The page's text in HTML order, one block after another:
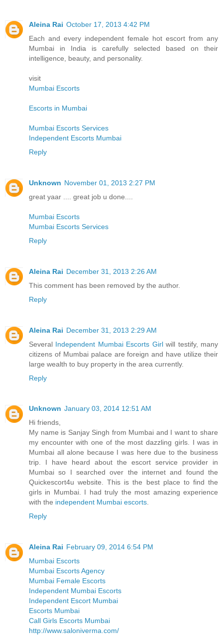
Aleina Rai October 17, 2013 4:42 PM
Each and every independent female hot escort from any
Mumbai in India is carefully selected based on their
intelligence, beauty, and personality.
visit
Mumbai Escorts
Escorts in Mumbai
Mumbai Escorts Services
Independent Escorts Mumbai
Reply
Unknown November 01, 2013 2:27 PM
great yaar .... great job u done....
Mumbai Escorts
Mumbai Escorts Services
Reply
Aleina Rai December 31, 2013 2:26 AM
This comment has been removed by the author.
Reply
Aleina Rai December 31, 2013 2:29 AM
Several Independent Mumbai Escorts Girlwill testify, many
citizens of Mumbai palace are foreign and have utilize their
large wealth to buy property in the area currently.
Reply
Unknown January 03, 2014 12:51 AM
Hi friends,
My name is Sanjay Singh from Mumbai and I want to share
my encounter with one of the most dazzling girls. I was in
Mumbai all alone because I was here due to the business
trip. I have heard about the escort service provider in
Mumbai so I searched over the internet and found the
Quickescort4u website. This is the best place to find the
girls in Mumbai. I had truly the most amazing experience
with the independent Mumbai escorts.
Reply
Aleina Rai February 09, 2014 6:54 PM
Mumbai Escorts
Mumbai Escorts Agency
Mumbai Female Escorts
Independent Mumbai Escorts
Independent Escort Mumbai
Escorts Mumbai
Call Girls Escorts Mumbai
http://www.saloniverma.com/